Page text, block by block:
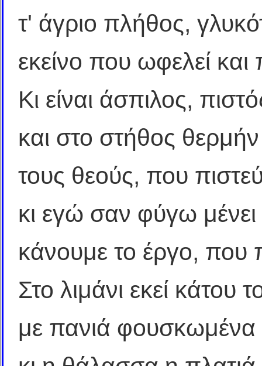
τ' άγριο πλήθος,
εκείνο που ωφελεί
Κι είναι άσπιλος,
και στο στήθος
τους θεούς, που
κι εγώ σαν φύγω
κάνουμε το έργο, που
Στο λιμάνι εκεί κάτου
με πανιά φουσκωμένα